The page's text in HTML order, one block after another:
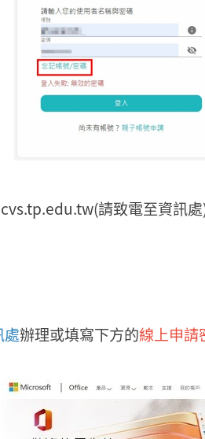
請致電至資訊
處辦理或填寫下方的線上申請